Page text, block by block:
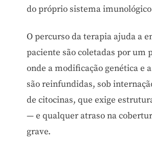
do próprio sistema
O percurso da terapia ajuda a
paciente são coletadas por um
onde a modificação genética e
são reinfundidas, sob
de citocinas, que exige
— e qualquer atraso na
grave.